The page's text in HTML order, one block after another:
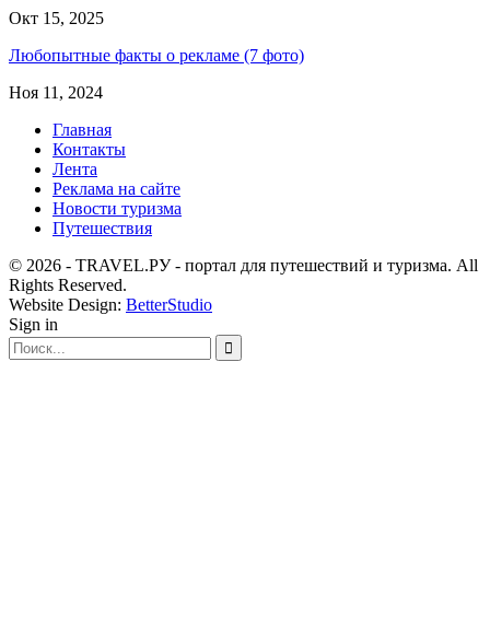
Окт 15, 2025
Любопытные факты о рекламе (7 фото)
Ноя 11, 2024
Главная
Контакты
Лента
Реклама на сайте
Новости туризма
Путешествия
© 2026 - TRAVEL.РУ - портал для путешествий и туризма. All
Rights Reserved.
Website Design: BetterStudio
Sign in